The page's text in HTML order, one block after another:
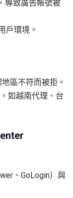
導致廣告帳號被
戶環境。
區不符而被拒。
如越南代理、台
、GoLogin）與